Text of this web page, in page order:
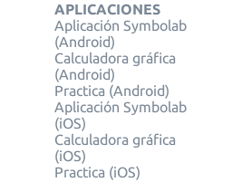
APLICACIONES
Aplicación Symbolab
(Android)
Calculadora gráfica
(Android)
Practica (Android)
Aplicación Symbolab
(iOS)
Calculadora gráfica
(iOS)
Practica (iOS)